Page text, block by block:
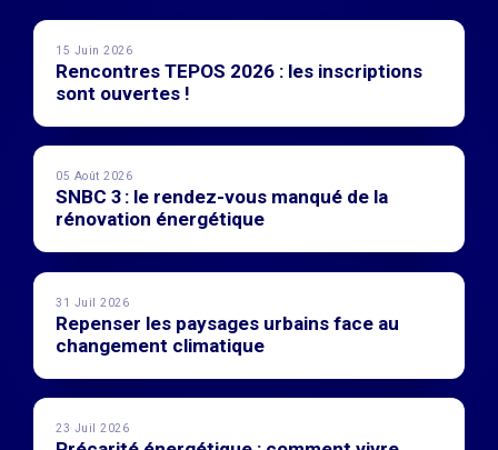
15 Juin 2026
Rencontres TEPOS 2026 : les inscriptions
sont ouvertes !
05 Août 2026
SNBC 3 : le rendez-vous manqué de la
rénovation énergétique
31 Juil 2026
Repenser les paysages urbains face au
changement climatique
23 Juil 2026